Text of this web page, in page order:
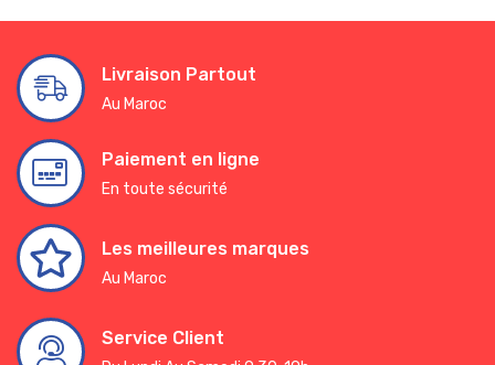
Livraison Partout
Au Maroc
Paiement en ligne
En toute sécurité
Les meilleures marques
Au Maroc
Service Client